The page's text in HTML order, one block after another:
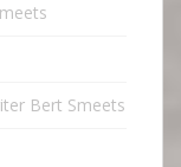
Bert Smeets